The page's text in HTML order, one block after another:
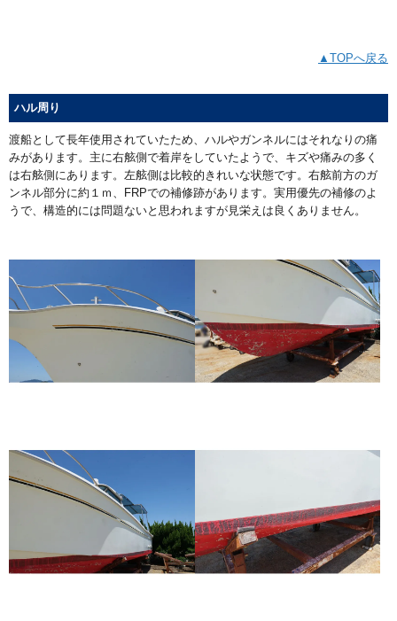
▲TOPへ戻る
ハル周り
渡船として長年使用されていたため、ハルやガンネルにはそれなりの痛
みがあります。主に右舷側で着岸をしていたようで、キズや痛みの多く
は右舷側にあります。左舷側は比較的きれいな状態です。右舷前方のガ
ンネル部分に約１ｍ、FRPでの補修跡があります。実用優先の補修のよ
うで、構造的には問題ないと思われますが見栄えは良くありません。